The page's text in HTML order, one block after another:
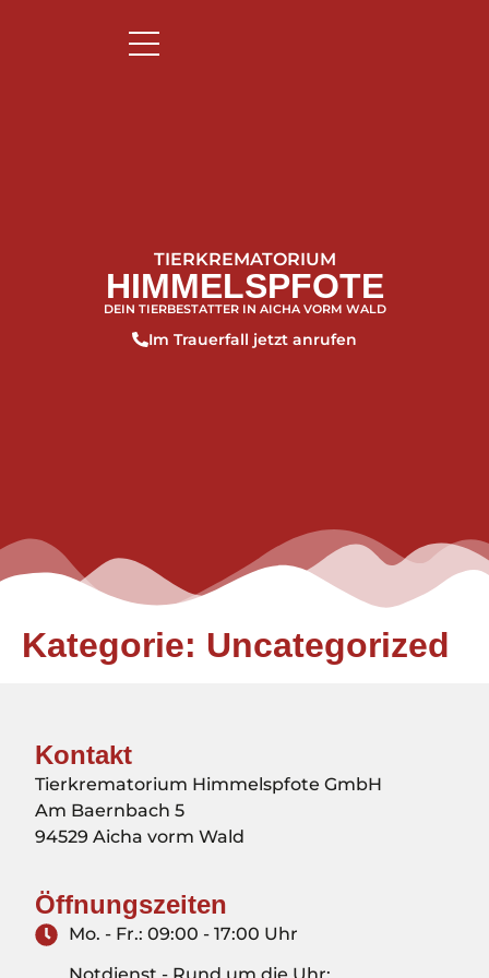
TIERKREMATORIUM
HIMMELSPFOTE
DEIN TIERBESTATTER IN AICHA VORM WALD
Im Trauerfall jetzt anrufen
Kategorie: Uncategorized
Kontakt
Tierkrematorium Himmelspfote GmbH
Am Baernbach 5
94529 Aicha vorm Wald
Öffnungszeiten
Mo. - Fr.: 09:00 - 17:00 Uhr